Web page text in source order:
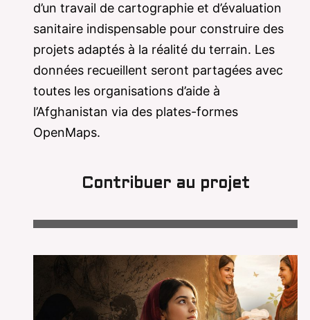
d’un travail de cartographie et d’évaluation
sanitaire indispensable pour construire des
projets adaptés à la réalité du terrain. Les
données recueillent seront partagées avec
toutes les organisations d’aide à
l’Afghanistan via des plates-formes
OpenMaps.
Contribuer au projet